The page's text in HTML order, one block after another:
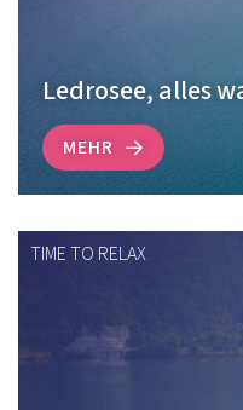
Ledrosee, alles
MEHR
TIME TO RELAX